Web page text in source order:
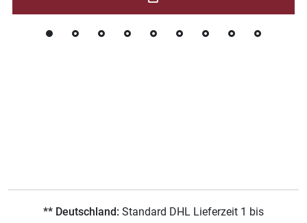
** Deutschland: Standard DHL Lieferzeit 1 bis